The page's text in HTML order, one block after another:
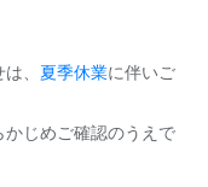
、 夏季休業に伴いご
かじめご確認のうえで